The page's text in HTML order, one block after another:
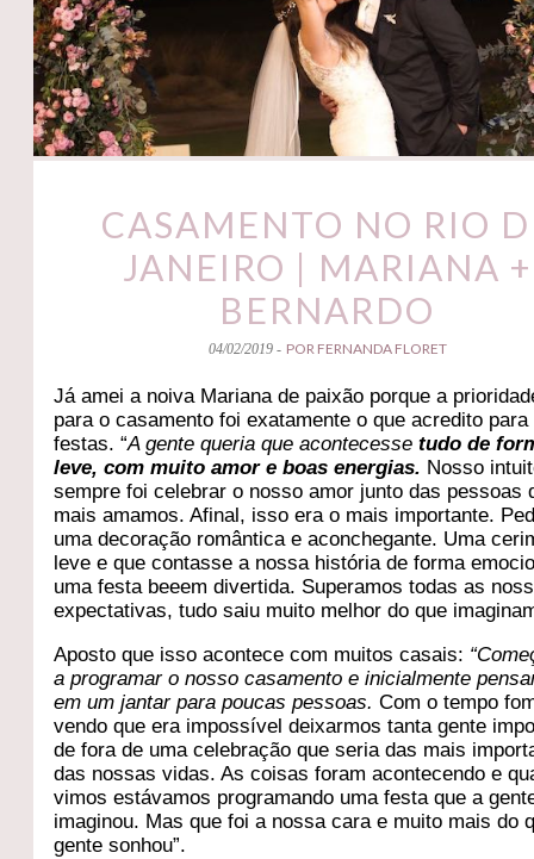
CASAMENTO NO RIO
JANEIRO | MARIANA +
BERNARDO
04/02/2019 - POR FERNANDA FLORET
Já amei a noiva Mariana de paixão porque a
para o casamento foi exatamente o que acredito para
festas. “A gente queria que acontecessetudo de
leve, com muito amor e boas energias. Nosso
sempre foi celebrar o nosso amor junto das pessoas
mais amamos. Afinal, isso era o mais importante.
uma decoração romântica e aconchegante. Uma
leve e que contasse a nossa história de forma
uma festa beeem divertida. Superamos todas as
expectativas, tudo saiu muito melhor do que
Aposto que isso acontece com muitos casais:
a programar o nosso casamento e inicialmente
em um jantar para poucas pessoas. Com o tempo
vendo que era impossível deixarmos tanta gente
de fora de uma celebração que seria das mais
das nossas vidas. As coisas foram acontecendo e
vimos estávamos programando uma festa que a
imaginou. Mas que foi a nossa cara e muito mais do
gente sonhou”.